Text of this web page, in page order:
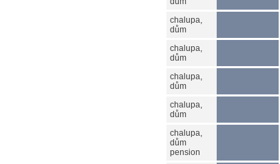
chalupa,
dům
chalupa,
dům
chalupa,
dům
chalupa,
dům
chalupa,
dům
pension